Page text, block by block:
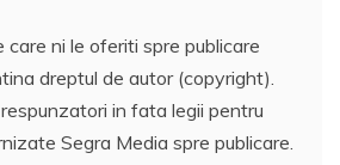
care ni le oferiti spre publicare
dreptul de autor (copyright).
in fata legii pentru
Segra Media spre publicare.